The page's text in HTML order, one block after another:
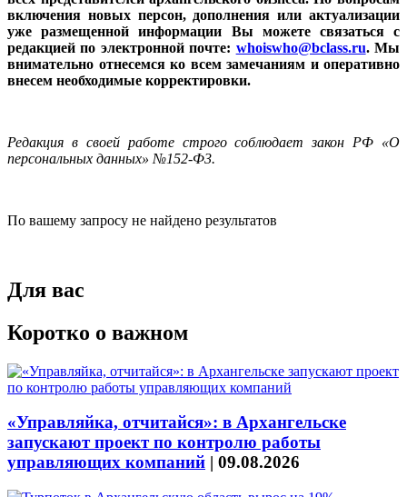
включения новых персон, дополнения или актуализации
уже размещенной информации Вы можете связаться с
редакцией по электронной почте: whoiswho@bclass.ru. Мы
внимательно отнесемся ко всем замечаниям и оперативно
внесем необходимые корректировки.
Редакция в своей работе строго соблюдает закон РФ «О
персональных данных» №152-Ф3.
По вашему запросу не найдено результатов
Для вас
Коротко о важном
«Управляйка, отчитайся»: в Архангельске
запускают проект по контролю работы
управляющих компаний | 09.08.2026